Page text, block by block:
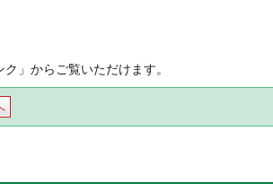
」からご覧いただけます。